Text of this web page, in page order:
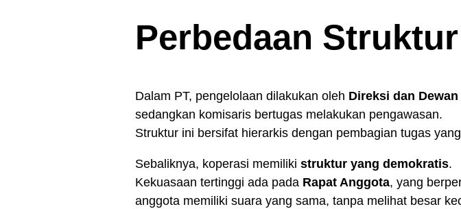
Perbedaan
Dalam PT, pengelolaan dilakukan oleh Direksi dan
sedangkan komisaris bertugas melakukan pengawasan.
Struktur ini bersifat hierarkis dengan pembagian tugas
Sebaliknya, koperasi memiliki struktur yang demokratis.
Kekuasaan tertinggi ada pada Rapat Anggota, yang
anggota memiliki suara yang sama, tanpa melihat besar